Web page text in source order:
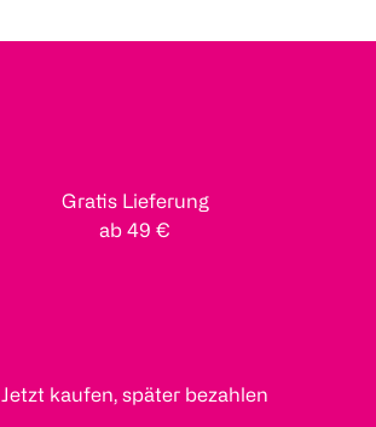
Gratis Lieferung
ab 49 €
Jetzt kaufen, später bezahlen